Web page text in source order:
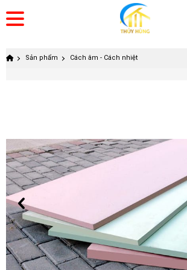
Sản phẩm Cách âm - Cách nhiệt